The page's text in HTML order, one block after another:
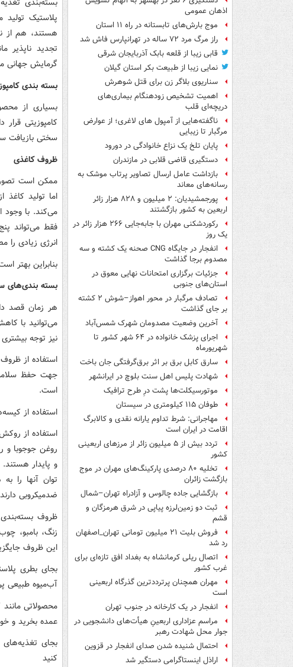
اذهان عمومی
موج بارش‌های تابستانه در راه ۱۱ استان
راز مرگ مرد ۷۲ ساله در تهرانپارس فاش شد
قابی زیبا از قلعه بابک آذربایجان شرقی
نمایی زیبا از طبیعت بکر استان گیلان
سناریوی بلاگر زن برای قتل شوهرش
اهمیت تشخیص زودهنگام بیماری‌های
دریچه‌ای قلب
ناگفته‌هایی از آمپول های لاغری؛ از عوارض
مرگبار تا زیبایی
پایان تلخ یک نزاع خانوادگی در دورود
دستگیری قاضی قلابی در مازندران
بازداشت عامل ارسال تصاویر پرتاب موشک به
رسانه‌های معاند
پورجمشیدیان: ۲ میلیون و ۸۲۸ هزار زائر
اربعین به کشور بازگشتند
رکوردشکنی مهران با جابه‌جایی ۲۶۶ هزار زائر در
یک روز
انفجار در جایگاه CNG صحنه یک کشته و سه
مصدوم برجا گذاشت
جزئیات برگزاری امتحانات نهایی معوق در
استان‌های جنوبی
تصادف مرگبار در محور اهواز–شوش ۲ کشته
بر جای گذاشت
آخرین وضعیت مصدومان شهرک شمس‌آباد
اجرای پزشک خانواده در ۶۴ شهر کشور تا
شهریورماه
سارق کابل برق بر اثر برق‌گرفتگی جان باخت
شهادت پلیس اهل سنت بلوچ در ایرانشهر
موتورسیکلت‌ها پشت درِ طرح ترافیک
طوفان ۱۱۵ کیلومتری در سیستان
مهاجرانی: شرط تداوم یارانه نقدی و کالابرگ
اقامت در ایران است
تردد بیش از ۵ میلیون زائر از مرزهای اربعینی
کشور
تخلیه ۸۰ درصدی پارکینگ‌های مهران در موج
بازگشت زائران
بازگشایی جاده چالوس و آزادراه تهران–شمال
ثبت دو زمین‌لرزه پیاپی در شرق هرمزگان و
قشم
فروش بلیت ۲۱ میلیون تومانی تهران_اصفهان
رد شد
اتصال ریلی کرمانشاه به بغداد افق تازه‌ای برای
غرب کشور
مهران همچنان پرترددترین گذرگاه اربعینی
است
انفجار در یک کارخانه در جنوب تهران
مراسم عزاداری اربعینِ هیأت‌های دانشجویی در
جوار محل شهادت رهبر
احتمال شنیده شدن صدای انفجار در قزوین
اراذل اینستاگرامی دستگیر شد
پلاستیک
هستند، هم از
تجدید ناپذیر
گرمایش جهانی
بسته بندی
بسیاری از
کامپوزیتی
سختی بازیافت
ظروف کاغذی
ممکن است تصور
اما تولید کاغذ
می‌کند. با وجود
فقط می‌تواند
انرژی زیادی را
بنابراین بهتر
بسته بندی‌های
هر زمان قصد
می‌توانید با
نیز توجه
استفاده از
جهت حفظ
است.
استفاده از
استفاده از
روغن جوجوبا
و پایدار
توان آنها را
ضدمیکروبی
ظروف
زنگ، بامبو،
این ظروف
بجای بطری
آب‌میوه طبیعی
محصولاتی
عمده بخرید و
بجای
کنید